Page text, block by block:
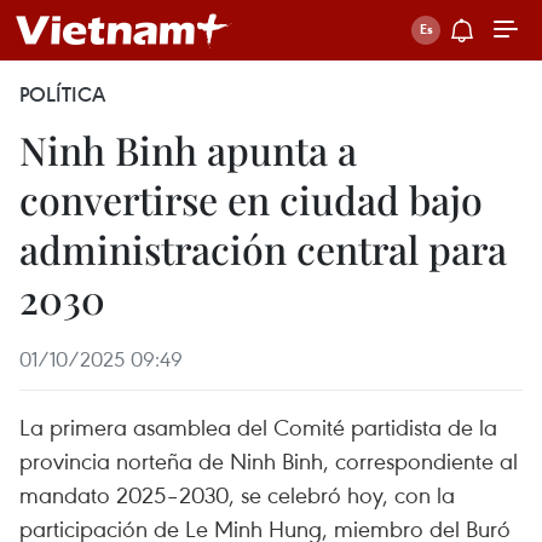
POLÍTICA
Ninh Binh apunta a
convertirse en ciudad bajo
administración central para
2030
01/10/2025 09:49
La primera asamblea del Comité partidista de la
provincia norteña de Ninh Binh, correspondiente al
mandato 2025–2030, se celebró hoy, con la
participación de Le Minh Hung, miembro del Buró